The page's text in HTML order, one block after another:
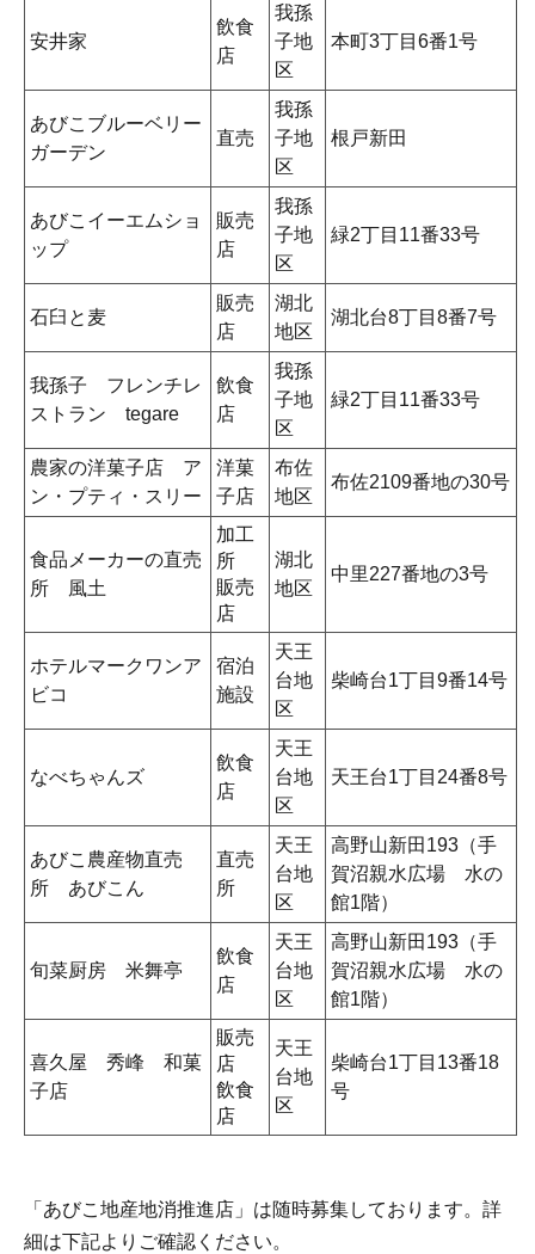
安井家
飲食
店
我孫
子地
区
本町3丁目6番1号
あびこブルーベリー
ガーデン
直売
我孫
子地
区
根戸新田
あびこイーエムショ
ップ
販売
店
我孫
子地
区
緑2丁目11番33号
石臼と麦
販売
店
湖北
地区
湖北台8丁目8番7号
我孫子 フレンチレ
ストラン tegare
飲食
店
我孫
子地
区
緑2丁目11番33号
農家の洋菓子店 ア
ン・プティ・スリー
洋菓
子店
布佐
地区
布佐2109番地の30号
食品メーカーの直売
所 風土
加工
所
販売
店
湖北
地区
中里227番地の3号
ホテルマークワンア
ビコ
宿泊
施設
天王
台地
区
柴崎台1丁目9番14号
なべちゃんズ
飲食
店
天王
台地
区
天王台1丁目24番8号
あびこ農産物直売
所 あびこん
直売
所
天王
台地
区
高野山新田193（手
賀沼親水広場 水の
館1階）
旬菜厨房 米舞亭
飲食
店
天王
台地
区
高野山新田193（手
賀沼親水広場 水の
館1階）
喜久屋 秀峰 和菓
子店
販売
店
飲食
店
天王
台地
区
柴崎台1丁目13番18
号
「あびこ地産地消推進店」は随時募集しております。詳
細は下記よりご確認ください。